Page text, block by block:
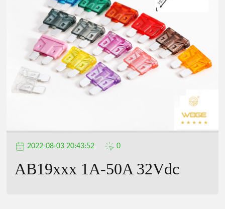
2022-08-03 20:43:52 0
AB19xxx 1A-50A 32Vdc